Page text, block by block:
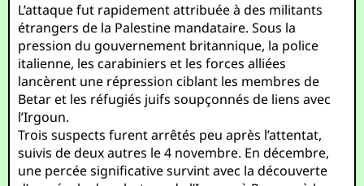
L’attaque fut rapidement attribuée à des militants
étrangers de la Palestine mandataire. Sous la
pression du gouvernement britannique, la police
italienne, les carabiniers et les forces alliées
lancèrent une répression ciblant les membres de
Betar et les réfugiés juifs soupçonnés de liens avec
l’Irgoun.
Trois suspects furent arrêtés peu après l’attentat,
suivis de deux autres le 4 novembre. En décembre,
une percée significative survint avec la découverte